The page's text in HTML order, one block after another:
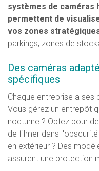
systèmes de caméras
permettent de
vos zones
parkings, zones de
Des caméras
spécifiques
Chaque entreprise a
Vous gérez un entrepôt
nocturne ? Optez pour
de filmer dans
en extérieur ? Des
assurent une protection